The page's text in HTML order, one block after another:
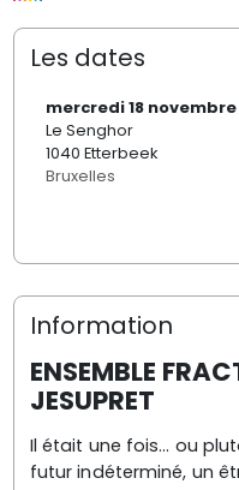
Les dates
mercredi 18
Le Senghor
1040 Etterbeek
Bruxelles
Information
ENSEMBLE
JESUPRET
Il était une fois… ou
futur indéterminé, un